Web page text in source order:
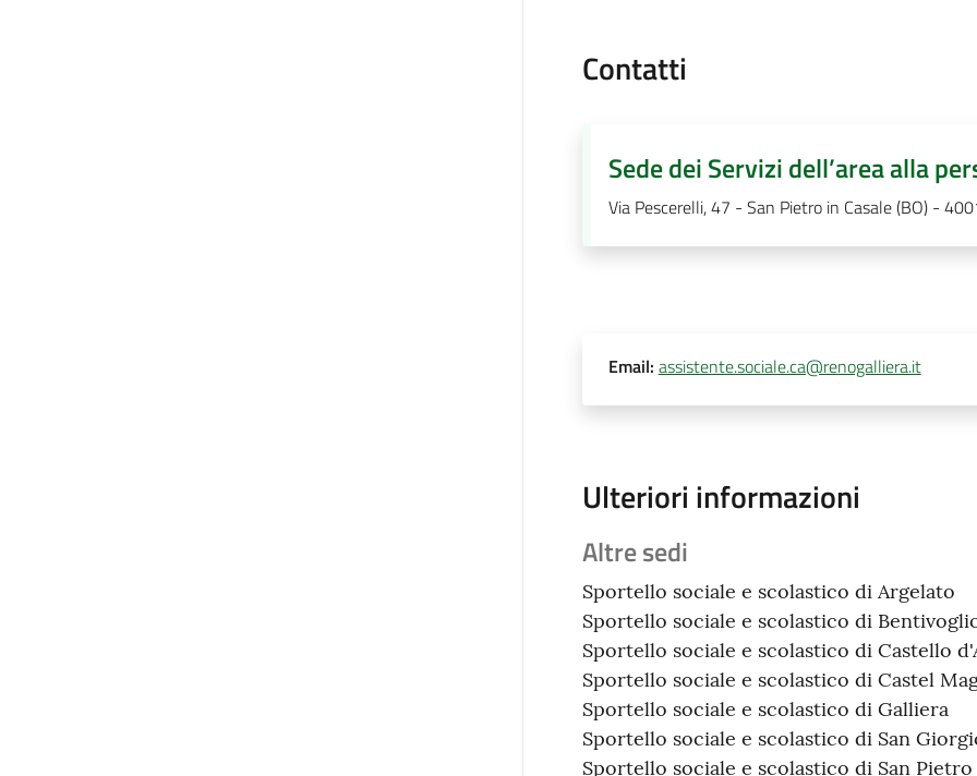
Contatti
Sede dei Servizi dell’area alla
Via Pescerelli, 47 - San Pietro in Casale (BO) -
Email: assistente.sociale.ca@renogalliera.it
Ulteriori informazioni
Altre sedi
Sportello sociale e scolastico di Argelato
Sportello sociale e scolastico di
Sportello sociale e scolastico di Castello
Sportello sociale e scolastico di Castel
Sportello sociale e scolastico di Galliera
Sportello sociale e scolastico di San
Sportello sociale e scolastico di San Pietro